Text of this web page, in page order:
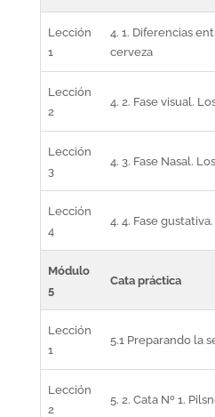
Lección
1
4. 1. Diferencias
cerveza
Lección
2
4. 2. Fase visual.
Lección
3
4. 3. Fase Nasal.
Lección
4
4. 4. Fase
Módulo
5
Cata práctica
Lección
1
5.1 Preparando la
Lección
2
5. 2. Cata Nº 1.